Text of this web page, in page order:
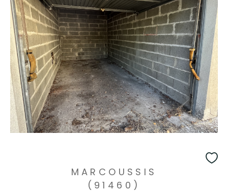
MARCOUSSIS
(91460)